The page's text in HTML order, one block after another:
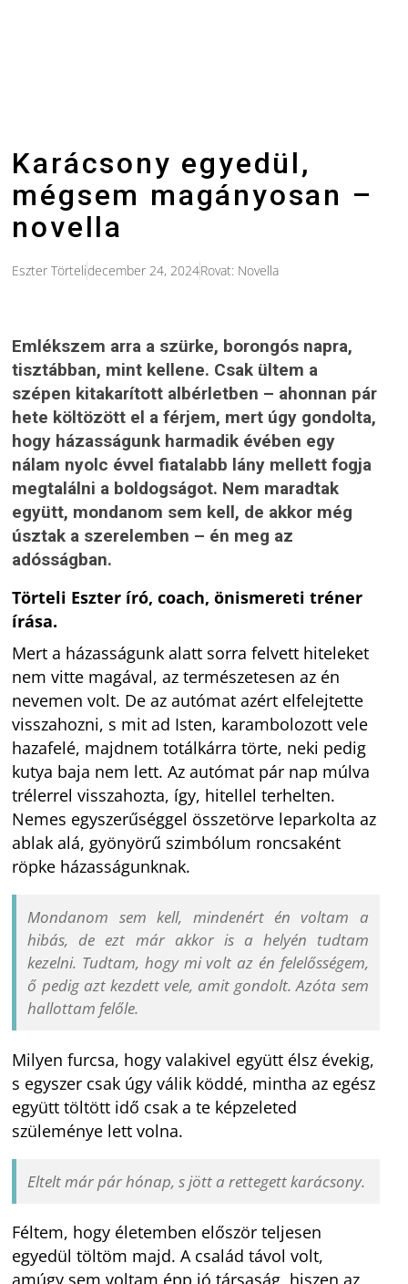
Karácsony egyedül,
mégsem magányosan –
novella
Eszter Törtelidecember 24, 2024Rovat: Novella
Emlékszem arra a szürke, borongós napra,
tisztábban, mint kellene. Csak ültem a
szépen kitakarított albérletben – ahonnan pár
hete költözött el a férjem, mert úgy gondolta,
hogy házasságunk harmadik évében egy
nálam nyolc évvel fiatalabb lány mellett fogja
megtalálni a boldogságot. Nem maradtak
együtt, mondanom sem kell, de akkor még
úsztak a szerelemben – én meg az
adósságban.
Törteli Eszter író, coach, önismereti tréner
írása.
Mert a házasságunk alatt sorra felvett hiteleket
nem vitte magával, az természetesen az én
nevemen volt. De az autómat azért elfelejtette
visszahozni, s mit ad Isten, karambolozott vele
hazafelé, majdnem totálkárra törte, neki pedig
kutya baja nem lett. Az autómat pár nap múlva
trélerrel visszahozta, így, hitellel terhelten.
Nemes egyszerűséggel összetörve leparkolta az
ablak alá, gyönyörű szimbólum roncsaként
röpke házasságunknak.
Mondanom sem kell, mindenért én voltam a
hibás, de ezt már akkor is a helyén tudtam
kezelni. Tudtam, hogy mi volt az én felelősségem,
ő pedig azt kezdett vele, amit gondolt. Azóta sem
hallottam felőle.
Milyen furcsa, hogy valakivel együtt élsz évekig,
s egyszer csak úgy válik köddé, mintha az egész
együtt töltött idő csak a te képzeleted
szüleménye lett volna.
Eltelt már pár hónap, s jött a rettegett karácsony.
Féltem, hogy életemben először teljesen
egyedül töltöm majd. A család távol volt,
amúgy sem voltam épp jó társaság, hiszen az